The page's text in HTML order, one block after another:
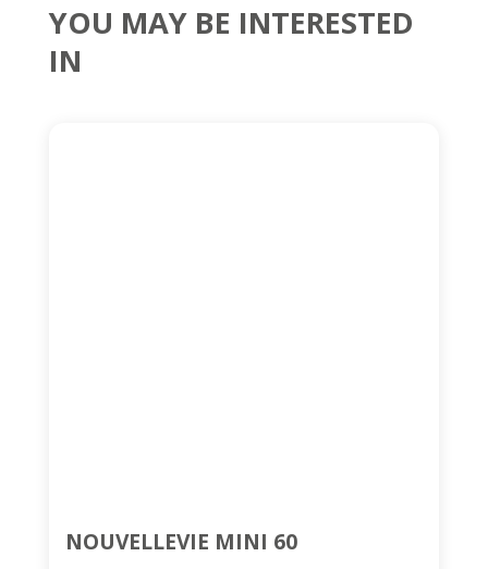
YOU MAY BE INTERESTED
IN
NOUVELLEVIE MINI 60